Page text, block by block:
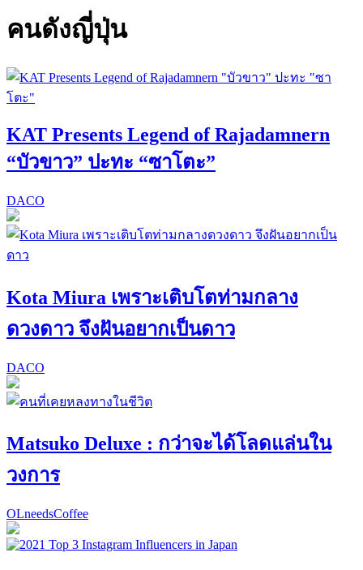
คนดังญี่ปุ่น
KAT Presents Legend of Rajadamnern
“บัวขาว” ปะทะ “ซาโตะ”
DACO
Kota Miura เพราะเติบโตท่ามกลาง
ดวงดาว จึงฝันอยากเป็นดาว
DACO
Matsuko Deluxe : กว่าจะได้โลดแล่นใน
วงการ
OLneedsCoffee